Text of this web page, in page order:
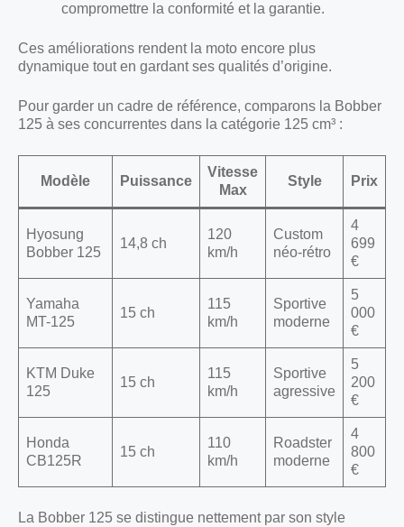
compromettre la conformité et la garantie.
Ces améliorations rendent la moto encore plus
dynamique tout en gardant ses qualités d’origine.
Pour garder un cadre de référence, comparons la Bobber
125 à ses concurrentes dans la catégorie 125 cm³ :
Modèle Puissance
Vitesse
Max
Style Prix
Hyosung
Bobber 125
14,8 ch
120
km/h
Custom
néo-rétro
4
699
€
Yamaha
MT-125
15 ch
115
km/h
Sportive
moderne
5
000
€
KTM Duke
125
15 ch
115
km/h
Sportive
agressive
5
200
€
Honda
CB125R
15 ch
110
km/h
Roadster
moderne
4
800
€
La Bobber 125 se distingue nettement par son style